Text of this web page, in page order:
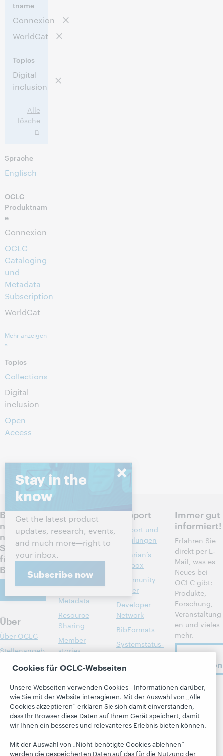
tname
Connexion
WorldCat
Topics
Digital
inclusion
Alle
lösche
n
Sprache
Englisch
OCLC
Produktnam
e
Connexion
OCLC
Cataloging
und
Metadata
Subscription
WorldCat
Mehr anzeigen
»
Topics
Collections
Digital
inclusion
Open
Access
Stay in the
know
Get the latest product
updates, research, events,
and much more—right to
your inbox.
Subscribe now
Bespreche
n Sie die
nächsten
Schritte
für Ihre
Bibliothek
Über
Über OCLC
Stellenangeb
Zugehörigkeit
Finanzen
Führung
Mitgliedschaft
Trust Center
Produkte
Recherche
und
Literaturverwe
ise
Bibliotheksma
nagement
Metadata
Resource
Sharing
Member
stories
Alle Produkte
Lernen
Research
WebJunction
en
Support
Support und
Schulungen
Librarian’s
Toolbox
Community
Center
Developer
Network
BibFormats
Systemstatus-
Dashboard
Blogs
Next Blog
Blog
„Hanging
Together“
Leadership
Immer gut
informiert!
Erfahren Sie
direkt per E-
Mail, was es
Neues bei
OCLC gibt:
Produkte,
Forschung,
Veranstaltung
en und vieles
mehr.
Jetzt
anmelden
OCLC
folgen
Cookies für OCLC-Webseiten
Unsere Webseiten verwenden Cookies - Informationen darüber,
wie Sie mit der Website interagieren. Mit der Auswahl von „Alle
Cookies akzeptieren“ erklären Sie sich damit einverstanden,
dass Ihr Browser diese Daten auf Ihrem Gerät speichert, damit
wir Ihnen ein besseres und relevanteres Erlebnis bieten können.
Mit der Auswahl von „Nicht benötigte Cookies ablehnen“
werden die gespeicherten Daten auf das für die Nutzung der